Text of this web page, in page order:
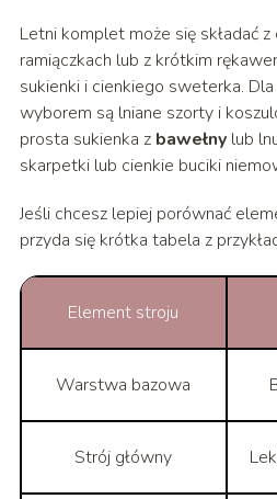
Letni komplet może się składać
ramiączkach lub z krótkim
sukienki i cienkiego sweterka.
wyborem są lniane szorty i
prosta sukienka z bawełnylub
skarpetki lub cienkie buciki
Jeśli chcesz lepiej porównać
przyda się krótka tabela z
Element stroju
Warstwa bazowa
Strój główny